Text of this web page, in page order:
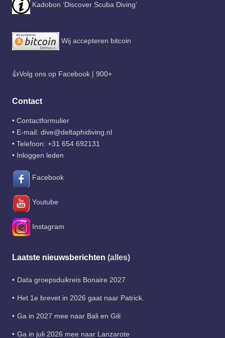
Kadobon ‘Discover Scuba Diving’
Wij accepteren bitcoin
👍Volg ons op Facebook | 900+
Contact
• Contactformulier
• E-mail: dive@deltaphidiving.nl
• Telefoon: +31 654 692131
• Inloggen leden
Facebook
Youtube
Instagram
Laatste nieuwsberichten (alles)
Data groepsduikreis Bonaire 2027
Het 1e brevet in 2026 gaat naar Patrick.
Ga in 2027 mee naar Bali en Gili
Ga in juli 2026 mee naar Lanzarote